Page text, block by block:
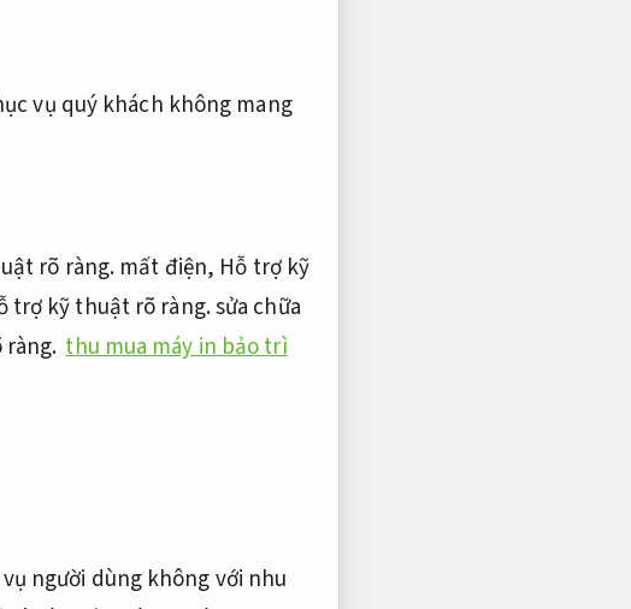
vụ quý khách không mang
rõ ràng. mất điện, Hỗ trợ kỹ
trợ kỹ thuật rõ ràng.sửa chữa
thu mua máy in bảo trì
người dùng không với nhu